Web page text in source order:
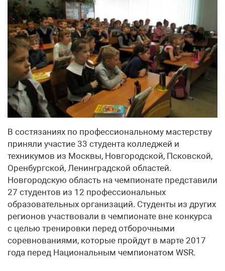
В состязаниях по профессиональному мастерству
приняли участие 33 студента колледжей и
техникумов из Москвы, Новгородской, Псковской,
Оренбургской, Ленинградской областей.
Новгородскую область на чемпионате представили
27 студентов из 12 профессиональных
образовательных организаций. Студенты из других
регионов участвовали в чемпионате вне конкурса
с целью тренировки перед отборочными
соревнованиями, которые пройдут в марте 2017
года перед Национальным чемпионатом WSR.